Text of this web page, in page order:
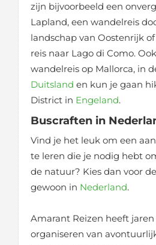
zijn bijvoorbeeld een
Lapland, een wandelreis
landschap van Oostenrijk
reis naar Lago di Como.
wandelreis op Mallorca, in
Duitsland en kun je gaan
District in Engeland.
Buscraften in
Vind je het leuk om een
te leren die je nodig hebt
de natuur? Kies dan voor
gewoon in Nederland.
Amarant Reizen heeft
organiseren van